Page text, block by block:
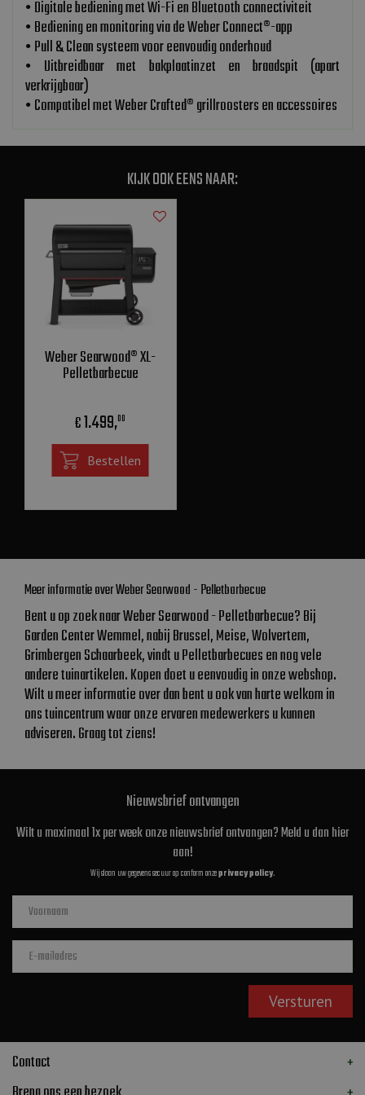
• Digitale bediening met Wi-Fi en Bluetooth connectiviteit
• Bediening en monitoring via de Weber Connect®-app
• Pull & Clean systeem voor eenvoudig onderhoud
• Uitbreidbaar met bakplaatinzet en braadspit (apart
verkrijgbaar)
• Compatibel met Weber Crafted® grillroosters en accessoires
KIJK OOK EENS NAAR:
Weber Searwood® XL-
Pelletbarbecue
€1.499,00
Bestellen
Meer informatie over Weber Searwood - Pelletbarbecue
Bent u op zoek naar Weber Searwood - Pelletbarbecue? Bij
Garden Center Wemmel, nabij Brussel, Meise, Wolvertem,
Grimbergen Schaarbeek, vindt u Pelletbarbecues en nog vele
andere tuinartikelen. Kopen doet u eenvoudig in onze webshop.
Wilt u meer informatie over dan bent u ook van harte welkom in
ons tuincentrum waar onze ervaren medewerkers u kunnen
adviseren. Graag tot ziens!
Nieuwsbrief ontvangen
Wilt u maximaal 1x per week onze nieuwsbrief ontvangen? Meld u dan hier
aan!
Wij slaan uw gegevens secuur op conform onzeprivacy policy.
Contact